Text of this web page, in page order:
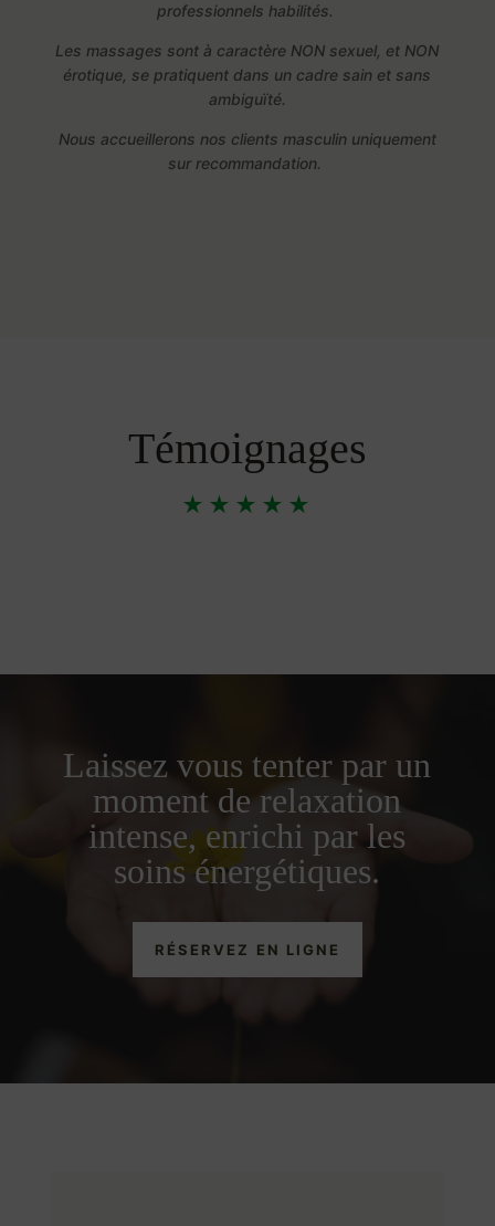
professionnels habilités.
Les massages sont à caractère NON sexuel, et NON
érotique, se pratiquent dans un cadre sain et sans
ambiguïté.
Nous accueillerons nos clients masculin uniquement
sur recommandation.
Témoignages
★★★★★
Laissez vous tenter par un
moment de relaxation
intense, enrichi par les
soins énergétiques.
RÉSERVEZ EN LIGNE